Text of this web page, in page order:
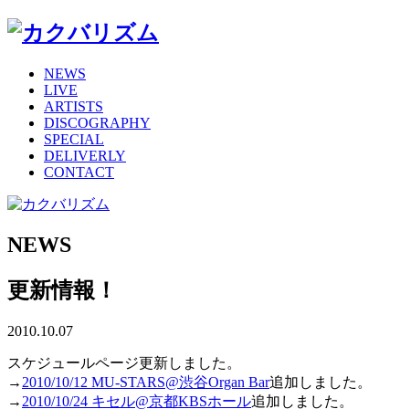
NEWS
LIVE
ARTISTS
DISCOGRAPHY
SPECIAL
DELIVERLY
CONTACT
NEWS
更新情報！
2010.10.07
スケジュールページ更新しました。
→ 2010/10/12 MU-STARS@渋谷Organ Bar追加しました。
→ 2010/10/24 キセル@京都KBSホール追加しました。